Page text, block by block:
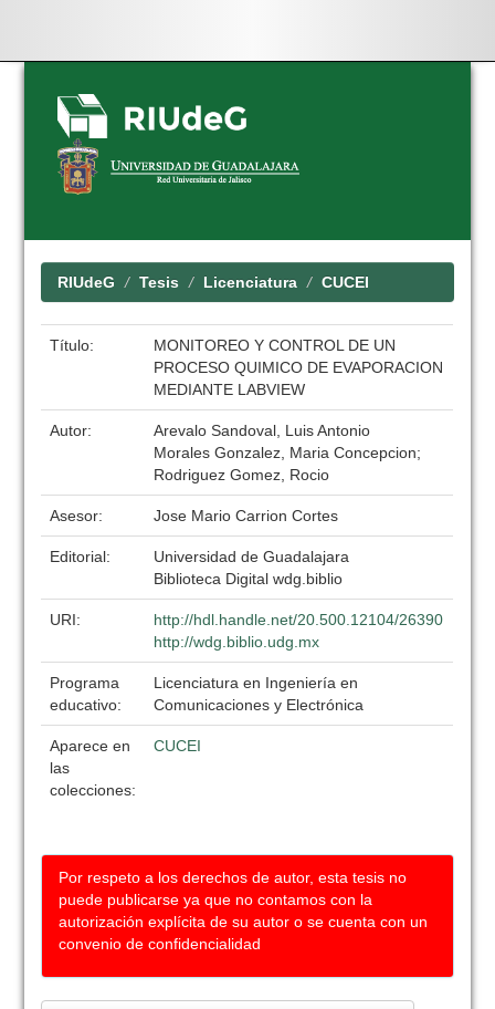
Skip
navigation
RIUdeG Tesis Licenciatura CUCEI
Título:
MONITOREO Y CONTROL DE UN
PROCESO QUIMICO DE EVAPORACION
MEDIANTE LABVIEW
Autor:
Arevalo Sandoval, Luis Antonio
Morales Gonzalez, Maria Concepcion;
Rodriguez Gomez, Rocio
Asesor: Jose Mario Carrion Cortes
Editorial:
Universidad de Guadalajara
Biblioteca Digital wdg.biblio
URI:
http://hdl.handle.net/20.500.12104/26390
http://wdg.biblio.udg.mx
Programa
educativo:
Licenciatura en Ingeniería en
Comunicaciones y Electrónica
Aparece en
las
colecciones:
CUCEI
Por respeto a los derechos de autor, esta tesis no
puede publicarse ya que no contamos con la
autorización explícita de su autor o se cuenta con un
convenio de confidencialidad